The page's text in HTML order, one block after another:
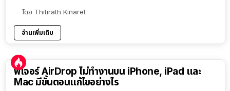
โดย Thitirath Kinaret
อ่านเพิ่มเติม
ฟีเจอร์ AirDrop ไม่ทำงานบน iPhone, iPad และ
Mac มีขั้นตอนแก้ไขอย่างไร